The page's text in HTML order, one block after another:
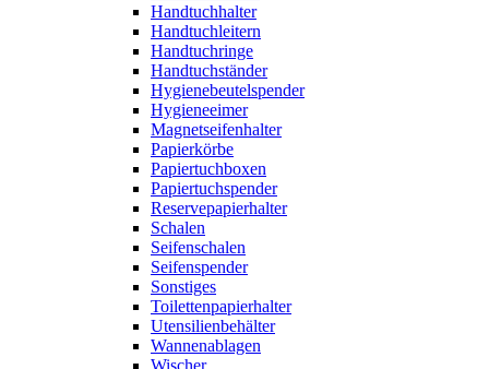
Handtuchhalter
Handtuchleitern
Handtuchringe
Handtuchständer
Hygienebeutelspender
Hygieneeimer
Magnetseifenhalter
Papierkörbe
Papiertuchboxen
Papiertuchspender
Reservepapierhalter
Schalen
Seifenschalen
Seifenspender
Sonstiges
Toilettenpapierhalter
Utensilienbehälter
Wannenablagen
Wischer